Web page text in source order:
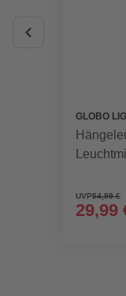
GLOBO
UVP54,99 €
29,99